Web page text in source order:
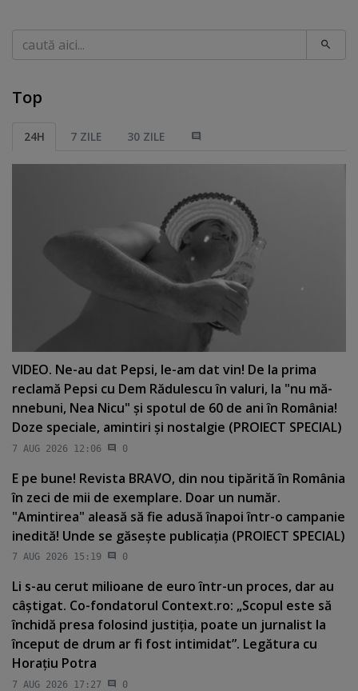
Caută
Top
24H 7 ZILE 30 ZILE
VIDEO. Ne-au dat Pepsi, le-am dat vin! De la prima
reclamă Pepsi cu Dem Rădulescu în valuri, la "nu mă-
nnebuni, Nea Nicu" şi spotul de 60 de ani în România!
Doze speciale, amintiri şi nostalgie (PROIECT SPECIAL)
7 AUG 2026 12:06 0
E pe bune! Revista BRAVO, din nou tipărită în România
în zeci de mii de exemplare. Doar un număr.
"Amintirea" aleasă să fie adusă înapoi într-o campanie
inedită! Unde se găseşte publicaţia (PROIECT SPECIAL)
7 AUG 2026 15:19 0
Li s-au cerut milioane de euro într-un proces, dar au
câştigat. Co-fondatorul Context.ro: „Scopul este să
închidă presa folosind justiţia, poate un jurnalist la
început de drum ar fi fost intimidat”. Legătura cu
Horaţiu Potra
7 AUG 2026 17:27 0